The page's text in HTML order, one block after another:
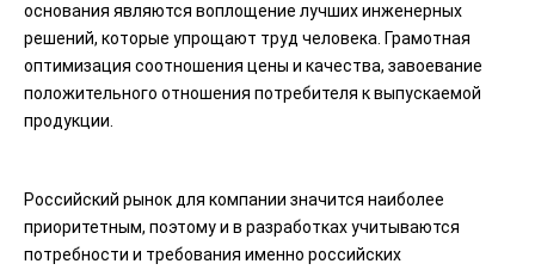
основания являются воплощение лучших инженерных
решений, которые упрощают труд человека. Грамотная
оптимизация соотношения цены и качества, завоевание
положительного отношения потребителя к выпускаемой
продукции.
Российский рынок для компании значится наиболее
приоритетным, поэтому и в разработках учитываются
потребности и требования именно российских